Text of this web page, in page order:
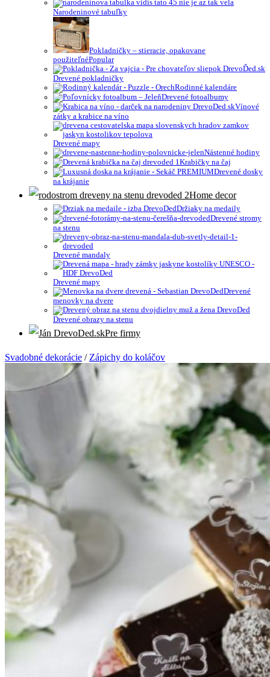
Narodeninové tabuľky
Pokladničky – stieracie, opakovane
použiteľné
Drevené pokladničky
Rodinné kalendáre
Drevené fotoalbumy
Vínové
zátky a krabice na víno
Drevené mapy
Nástenné hodiny
Krabičky na čaj
Drevené dosky
na krájanie
Home decor
Držiaky na medaily
Drevené stromy
na stenu
Drevené mandaly
Drevené mapy
Drevené
menovky na dvere
Drevené obrazy na stenu
Pre firmy
Svadobné dekorácie / Zápichy do koláčov